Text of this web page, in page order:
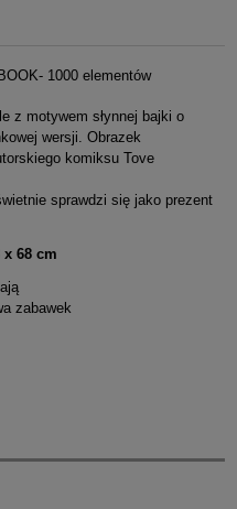
1000 elementów
z motywem słynnej bajki o
wersji. Obrazek
komiksu Tove
sprawdzi się jako prezent
68 cm
zabawek